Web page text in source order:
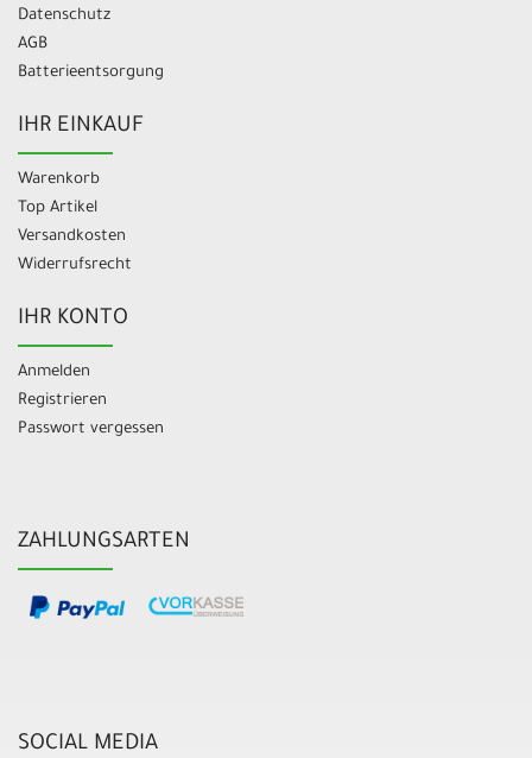
Datenschutz
AGB
Batterieentsorgung
IHR EINKAUF
Warenkorb
Top Artikel
Versandkosten
Widerrufsrecht
IHR KONTO
Anmelden
Registrieren
Passwort vergessen
ZAHLUNGSARTEN
SOCIAL MEDIA